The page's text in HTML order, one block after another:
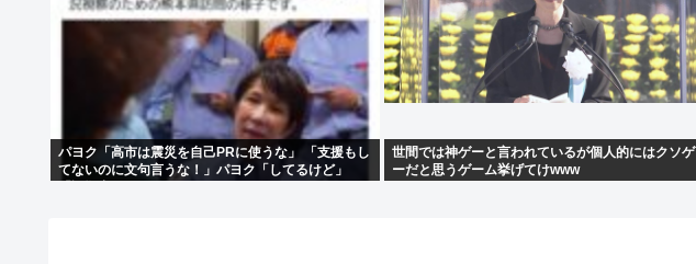
パヨク「高市は震災を自己PRに使うな」 「支援もし
てないのに文句言うな！」パヨク「してるけど」
世間では神ゲーと言われているが個人的にはクソゲ
ーだと思うゲーム挙げてけwww